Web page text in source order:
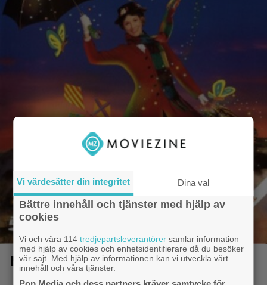
Mary Poppins
- 8.6.2014 20:50
Vi värdesätter din integritet Dina val
Bättre innehåll och tjänster med hjälp av
cookies
Vi och våra 114tredjepartsleverantörer samlar information
med hjälp av cookies och enhetsidentifierare då du besöker
vår sajt. Med hjälp av informationen kan vi utveckla vårt
innehåll och våra tjänster.